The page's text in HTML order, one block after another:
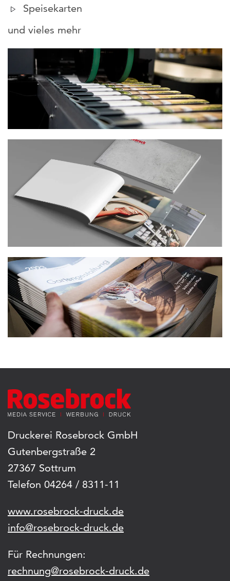
Speisekarten
und vieles mehr
Druckerei Rosebrock GmbH
Gutenbergstraße 2
27367 Sottrum
Telefon 04264 / 8311-11
www.rosebrock-druck.de
info@rosebrock-druck.de
Für Rechnungen:
rechnung@rosebrock-druck.de